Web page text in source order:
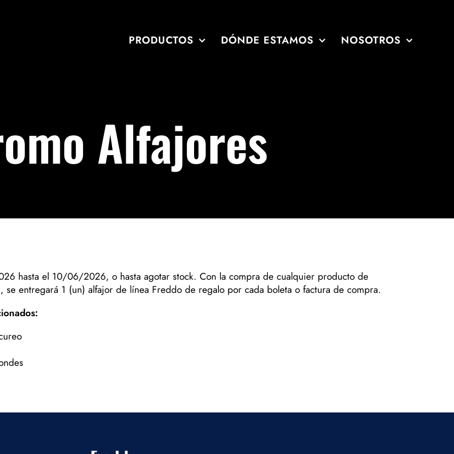
PRODUCTOS DÓNDE ESTAMOS NOSOTROS
Alfajores
hasta el 10/06/2026, o hasta agotar stock. Con la compra de cualquier producto de
se entregará 1 (un) alfajor de línea Freddo de regalo por cada boleta o factura de compra.